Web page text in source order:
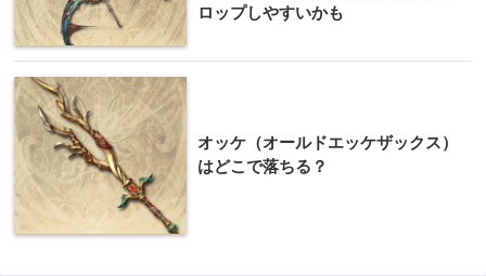
ロップしやすいかも
オッケ（オールドエッケザックス）
はどこで落ちる？